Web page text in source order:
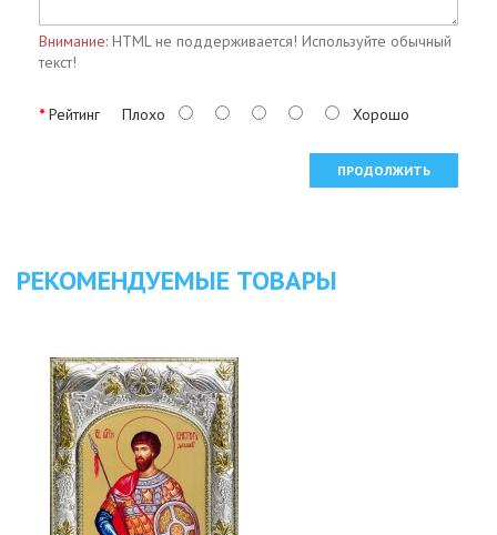
Внимание: HTML не поддерживается! Используйте обычный
текст!
Рейтинг Плохо Хорошо
ПРОДОЛЖИТЬ
РЕКОМЕНДУЕМЫЕ ТОВАРЫ